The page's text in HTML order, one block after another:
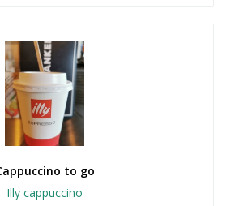
to go
Illy cappuccino